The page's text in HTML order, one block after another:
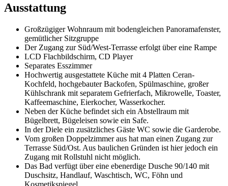
Ausstattung
Großzügiger Wohnraum mit bodengleichen Panoramafenster,
gemütlicher Sitzgruppe
Der Zugang zur Süd/West-Terrasse erfolgt über eine Rampe
LCD Flachbildschirm, CD Player
Separates Esszimmer
Hochwertig ausgestattete Küche mit 4 Platten Ceran-
Kochfeld, hochgebauter Backofen, Spülmaschine, großer
Kühlschrank mit separatem Gefrierfach, Mikrowelle, Toaster,
Kaffeemaschine, Eierkocher, Wasserkocher.
Neben der Küche befindet sich ein Abstellraum mit
Bügelbrett, Bügeleisen sowie ein Safe.
In der Diele ein zusätzliches Gäste WC sowie die Garderobe.
Vom großen Doppelzimmer aus hat man einen Zugang zur
Terrasse Süd/Ost. Aus baulichen Gründen ist hier jedoch ein
Zugang mit Rollstuhl nicht möglich.
Das Bad verfügt über eine ebenerdige Dusche 90/140 mit
Duschsitz, Handlauf, Waschtisch, WC, Föhn und
Kosmetikspiegel.